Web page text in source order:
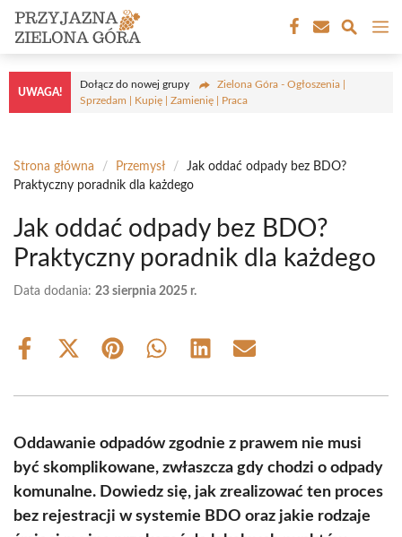
Przejdź
treści
UWAGA!
Dołącz do nowej grupy
Zielona Góra - Ogłoszenia |
Sprzedam | Kupię | Zamienię | Praca
Strona główna / Przemysł /
Jak oddać odpady bez BDO?
Praktyczny poradnik dla każdego
Jak oddać odpady bez BDO?
Praktyczny poradnik dla każdego
Data dodania: 23 sierpnia 2025 r.
Share
Share
(Twitter)
Share Share Share Share
Oddawanie odpadów zgodnie z prawem nie musi
być skomplikowane, zwłaszcza gdy chodzi o odpady
komunalne. Dowiedz się, jak zrealizować ten proces
bez rejestracji w systemie BDO oraz jakie rodzaje